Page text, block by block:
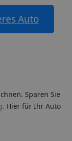
Auto
Sparen Sie
. Hier für Ihr Auto